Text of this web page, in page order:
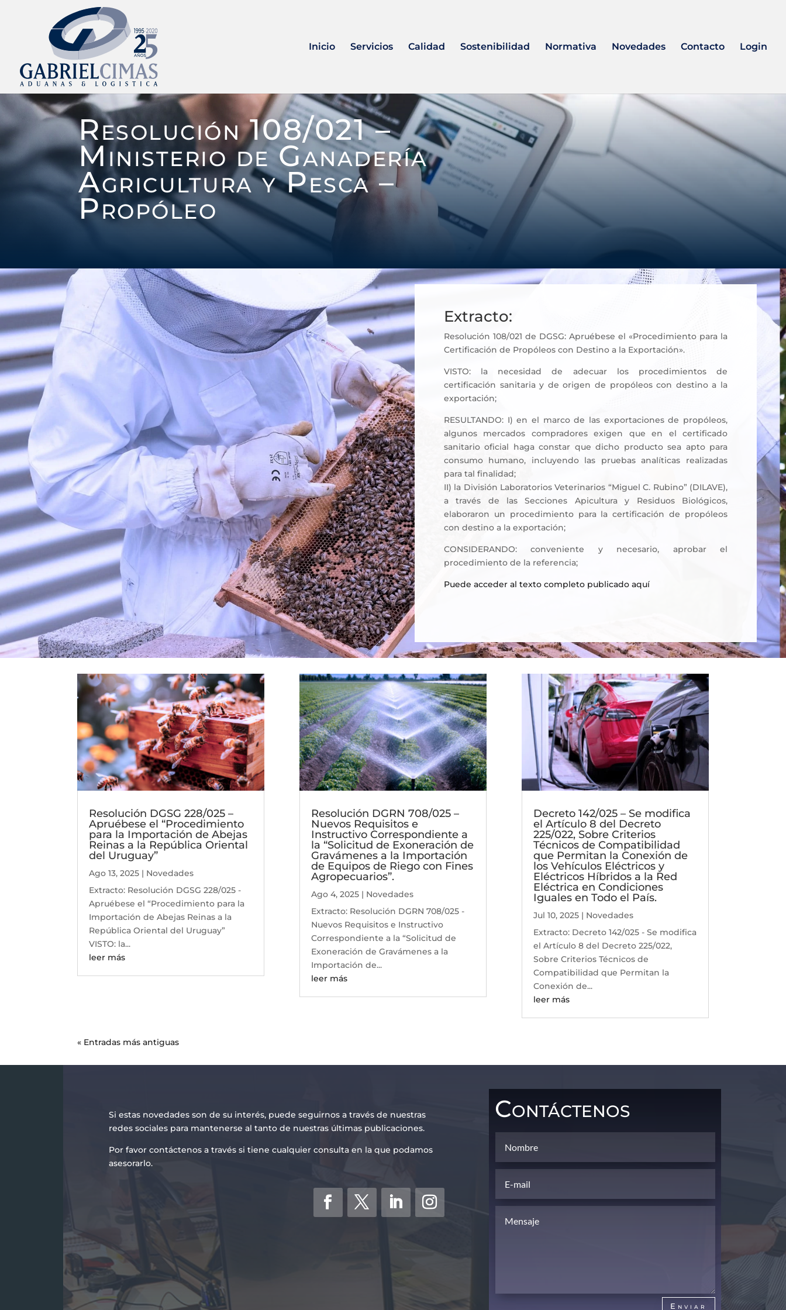
Inicio Servicios Calidad Sostenibilidad Normativa Novedades Contacto Login
Resolución 108/021 –
Ministerio de Ganadería
Agricultura y Pesca –
Propóleo
Extracto:
Resolución 108/021 de DGSG: Apruébese el «Procedimiento para la
Certificación de Propóleos con Destino a la Exportación».
VISTO: la necesidad de adecuar los procedimientos de
certificación sanitaria y de origen de propóleos con destino a la
exportación;
RESULTANDO: I) en el marco de las exportaciones de propóleos,
algunos mercados compradores exigen que en el certificado
sanitario oficial haga constar que dicho producto sea apto para
consumo humano, incluyendo las pruebas analíticas realizadas
para tal finalidad;
II) la División Laboratorios Veterinarios “Miguel C. Rubino” (DILAVE),
a través de las Secciones Apicultura y Residuos Biológicos,
elaboraron un procedimiento para la certificación de propóleos
con destino a la exportación;
CONSIDERANDO: conveniente y necesario, aprobar el
procedimiento de la referencia;
Puede acceder al texto completo publicado aquí
Resolución DGSG 228/025 –
Apruébese el “Procedimiento
para la Importación de Abejas
Reinas a la República Oriental
del Uruguay”
Ago 13, 2025 | Novedades
Extracto: Resolución DGSG 228/025 -
Apruébese el “Procedimiento para la
Importación de Abejas Reinas a la
República Oriental del Uruguay”
VISTO: la...
leer más
Resolución DGRN 708/025 –
Nuevos Requisitos e
Instructivo Correspondiente a
la “Solicitud de Exoneración de
Gravámenes a la Importación
de Equipos de Riego con Fines
Agropecuarios”.
Ago 4, 2025| Novedades
Extracto: Resolución DGRN 708/025 -
Nuevos Requisitos e Instructivo
Correspondiente a la “Solicitud de
Exoneración de Gravámenes a la
Importación de...
leer más
Decreto 142/025 – Se modifica
el Artículo 8 del Decreto
225/022, Sobre Criterios
Técnicos de Compatibilidad
que Permitan la Conexión de
los Vehículos Eléctricos y
Eléctricos Híbridos a la Red
Eléctrica en Condiciones
Iguales en Todo el País.
Jul 10, 2025| Novedades
Extracto: Decreto 142/025 - Se modifica
el Artículo 8 del Decreto 225/022,
Sobre Criterios Técnicos de
Compatibilidad que Permitan la
Conexión de...
leer más
« Entradas más antiguas
Si estas novedades son de su interés, puede seguirnos a través de nuestras
redes sociales para mantenerse al tanto de nuestras últimas publicaciones.
Por favor contáctenos a través si tiene cualquier consulta en la que podamos
asesorarlo.
Contáctenos
Enviar